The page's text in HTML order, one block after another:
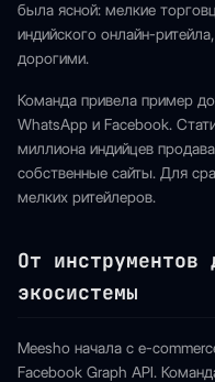
была ясной: мелкие
индийского онлайн-
дорогими.
Команда привела пример
WhatsApp и Facebook.
миллиона индийцев
собственные сайты. Для
мелких ритейлеров.
От инструментов
экосистемы
Meesho начала с e-
Facebook Graph API.